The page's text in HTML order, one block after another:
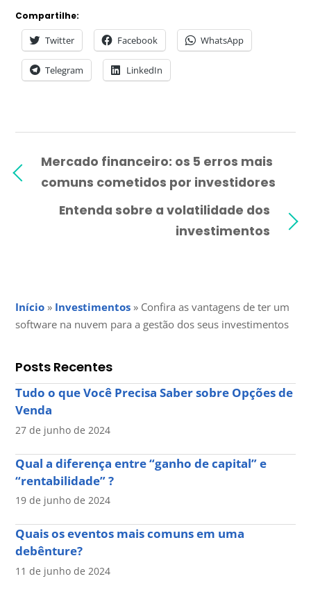
Compartilhe:
Twitter Facebook WhatsApp
Telegram LinkedIn
Mercado financeiro: os 5 erros mais
comuns cometidos por investidores
Entenda sobre a volatilidade dos
investimentos
Início » Investimentos » Confira as vantagens de ter um
software na nuvem para a gestão dos seus investimentos
Posts Recentes
Tudo o que Você Precisa Saber sobre Opções de
Venda
27 de junho de 2024
Qual a diferença entre “ganho de capital” e
“rentabilidade” ?
19 de junho de 2024
Quais os eventos mais comuns em uma
debênture?
11 de junho de 2024